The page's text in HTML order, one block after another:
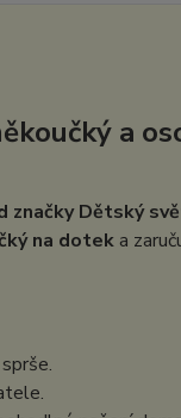
a
značky Dětský
na doteka